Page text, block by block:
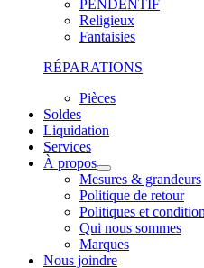
PENDENTIF
Religieux
Fantaisies
RÉPARATIONS
Pièces
Soldes
Liquidation
Services
À propos
Mesures & grandeurs
Politique de retour
Politiques et
Qui nous sommes
Marques
Nous joindre